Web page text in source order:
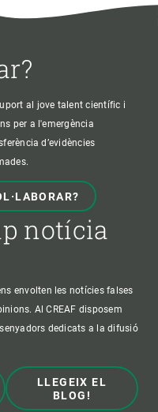
al jove talent científic i
per a l'emergència
d’evidències
notícia
envolten les notícies falses
Al CREAF disposem
dedicats a la difusió
LLEGEIX EL
BLOG!